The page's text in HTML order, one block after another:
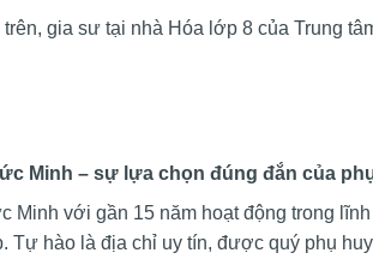
gia sư tại nhà Hóa lớp 8 của Trung
Minh – sự lựa chọn đúng đắn của
Minh với gần 15 năm hoạt động trong
Tự hào là địa chỉ uy tín, được quý phụ